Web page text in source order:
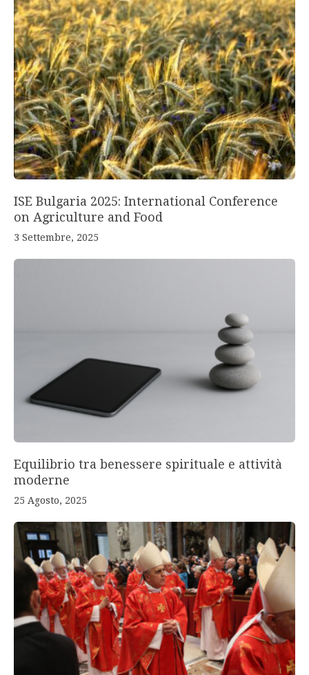
ISE Bulgaria 2025: International Conference
on Agriculture and Food
3 Settembre, 2025
Equilibrio tra benessere spirituale e attività
moderne
25 Agosto, 2025